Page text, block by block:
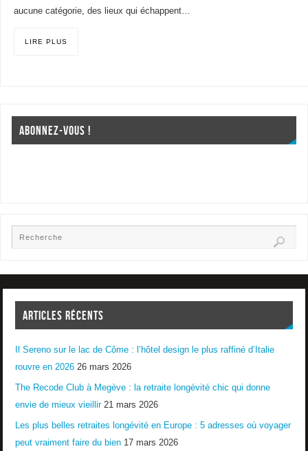
aucune catégorie, des lieux qui échappent…
LIRE PLUS
ABONNEZ-VOUS !
ARTICLES RÉCENTS
Il Sereno sur le lac de Côme : l’hôtel design le plus raffiné d’Italie
rouvre en 2026 26 mars 2026
The Recode Club à Megève : la retraite longévité chic qui donne
envie de mieux vieillir 21 mars 2026
Les plus belles retraites longévité en Europe : 5 adresses où voyager
peut vraiment faire du bien 17 mars 2026